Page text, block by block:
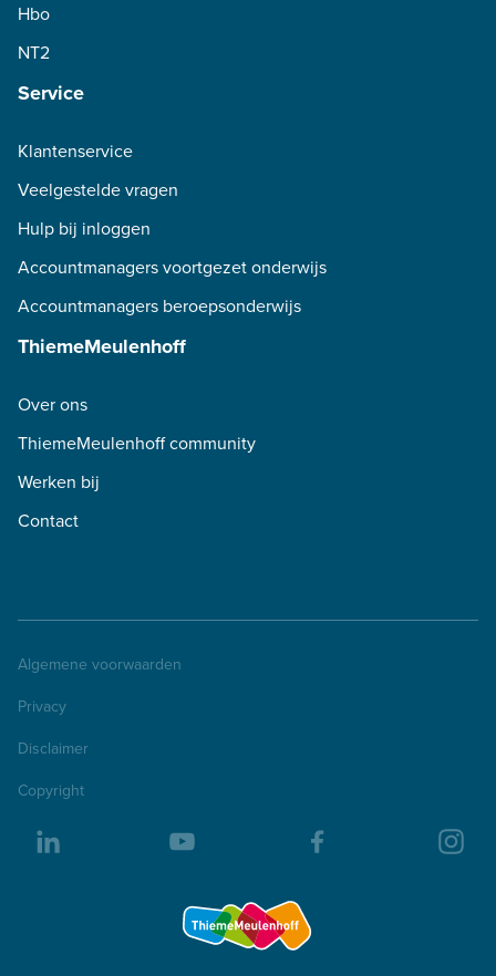
Hbo
NT2
Service
Klantenservice
Veelgestelde vragen
Hulp bij inloggen
Accountmanagers voortgezet onderwijs
Accountmanagers beroepsonderwijs
ThiemeMeulenhoff
Over ons
ThiemeMeulenhoff community
Werken bij
Contact
Algemene voorwaarden
Privacy
Disclaimer
Copyright